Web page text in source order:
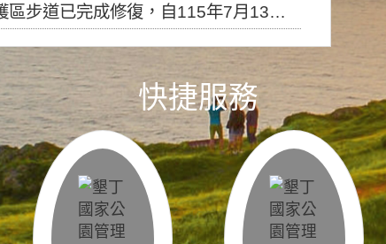
，自115年7月13日（星期一）起恢復開放入園，歡迎民眾依規定申請入園....
快捷服務